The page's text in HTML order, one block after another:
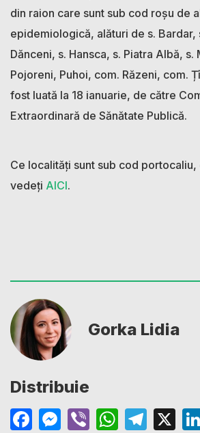
din raion care sunt sub cod roșu de
epidemiologică, alături de s. Bardar,
Dănceni, s. Hansca, s. Piatra Albă, s.
Pojoreni, Puhoi, com. Răzeni, com.
fost luată la 18 ianuarie, de către
Extraordinară de Sănătate Publică.
Ce localități sunt sub cod
vedeți AICI.
Gorka Lidia
Distribuie
Facebook
Messenger
Viber X